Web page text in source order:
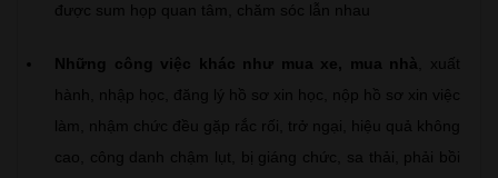
được sum họp quan tâm, chăm sóc lẫn nhau
Những công việc khác như mua xe, mua nhà
, xuất
hành, nhập học, đăng lý hồ sơ xin học, nộp hồ sơ xin việc
làm, nhậm chức đều gặp rắc rối, trở ngại, hiệu quả không
cao, công danh chậm lụt, bị giáng chức, sa thải, phải bồi